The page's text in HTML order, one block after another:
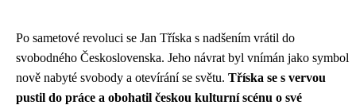
Po sametové revoluci se Jan Tříska s nadšením vrátil do
svobodného Československa. Jeho návrat byl vnímán jako symbol
nově nabyté svobody a otevírání se světu. Tříska se s vervou
pustil do práce a obohatil českou kulturní scénu o své